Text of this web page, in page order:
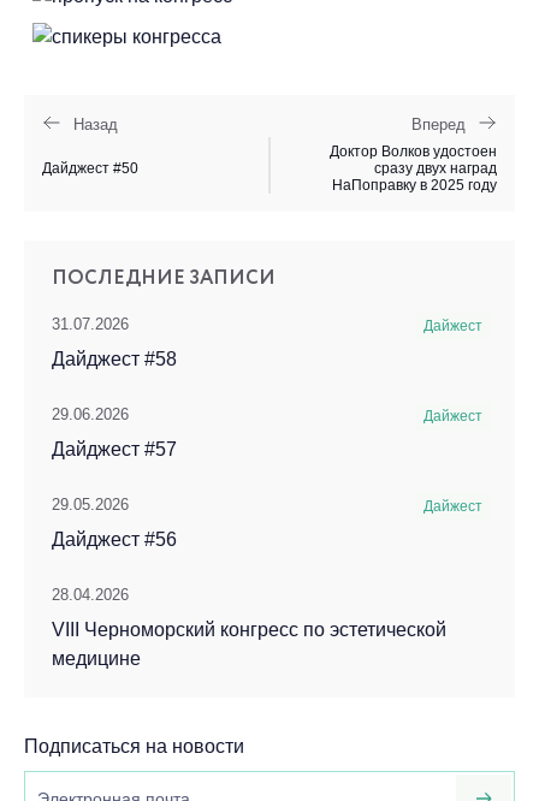
Назад
Дайджест #50
Вперед
Доктор Волков удостоен
сразу двух наград
НаПоправку в 2025 году
ПОСЛЕДНИЕ ЗАПИСИ
Дайжест
31.07.2026
Дайджест #58
Дайжест
29.06.2026
Дайджест #57
Дайжест
29.05.2026
Дайджест #56
28.04.2026
VIII Черноморский конгресс по эстетической
медицине
Подписаться на новости